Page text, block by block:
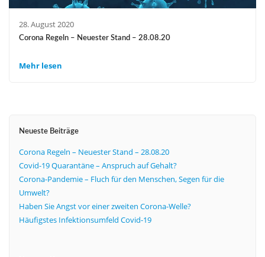
28. August 2020
Corona Regeln – Neuester Stand – 28.08.20
Mehr lesen
Neueste Beiträge
Corona Regeln – Neuester Stand – 28.08.20
Covid-19 Quarantäne – Anspruch auf Gehalt?
Corona-Pandemie – Fluch für den Menschen, Segen für die
Umwelt?
Haben Sie Angst vor einer zweiten Corona-Welle?
Häufigstes Infektionsumfeld Covid-19